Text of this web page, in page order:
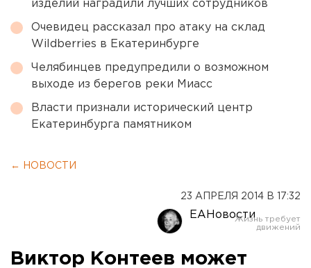
изделий наградили лучших сотрудников
Очевидец рассказал про атаку на склад
Wildberries в Екатеринбурге
Челябинцев предупредили о возможном
выходе из берегов реки Миасс
Власти признали исторический центр
Екатеринбурга памятником
← НОВОСТИ
23 АПРЕЛЯ 2014 В 17:32
ЕАНовости
Виктор Контеев может